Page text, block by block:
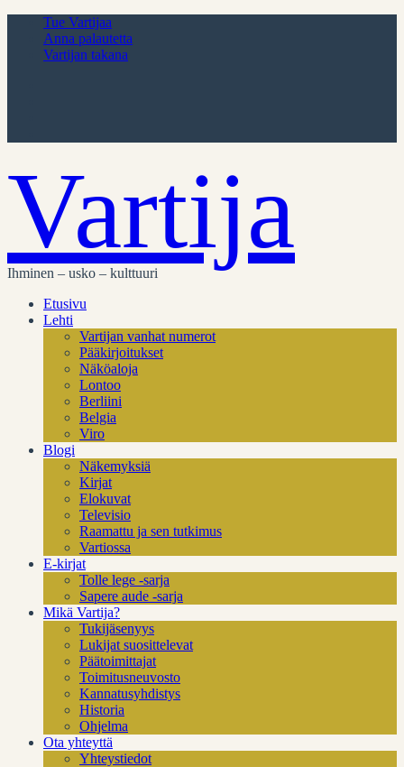
Tue Vartijaa
Anna palautetta
Vartijan takana
Vartija
Ihminen – usko – kulttuuri
Etusivu
Lehti
Vartijan vanhat numerot
Pääkirjoitukset
Näköaloja
Lontoo
Berliini
Belgia
Viro
Blogi
Näkemyksiä
Kirjat
Elokuvat
Televisio
Raamattu ja sen tutkimus
Vartiossa
E-kirjat
Tolle lege -sarja
Sapere aude -sarja
Mikä Vartija?
Tukijäsenyys
Lukijat suosittelevat
Päätoimittajat
Toimitusneuvosto
Kannatusyhdistys
Historia
Ohjelma
Ota yhteyttä
Yhteystiedot